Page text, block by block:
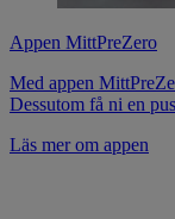
Appen MittPreZero
Med appen
Dessutom få ni en
Läs mer om appen